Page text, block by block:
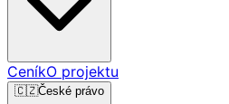
CeníkO projektu
🇨🇿České právo